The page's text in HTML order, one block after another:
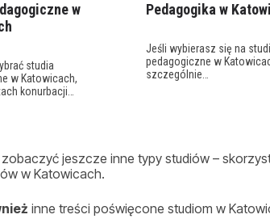
w
studia
w Katowicach,
konurbacji…
Pedagogika w
Jeśli wybierasz się na
pedagogiczne w
szczególnie…
jeszcze inne typy studiów –
w Katowicach.
inne treści poświęcone studiom w